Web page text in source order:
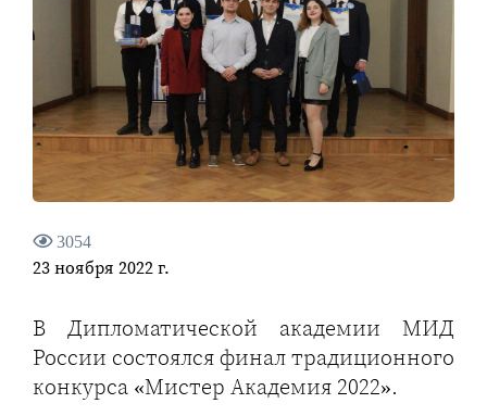
3054
23 ноября 2022 г.
В Дипломатической академии МИД
России состоялся финал традиционного
конкурса «Мистер Академия 2022».